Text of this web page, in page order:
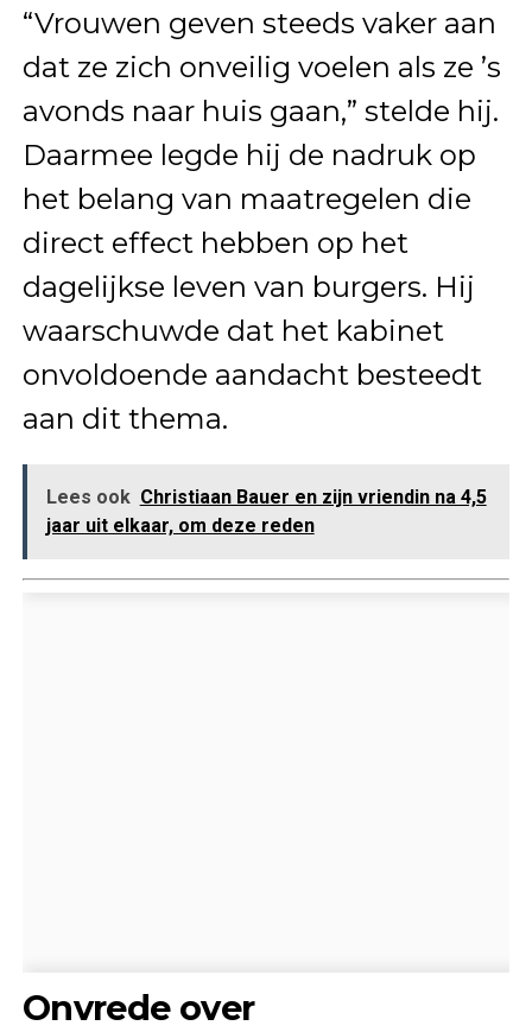
“Vrouwen geven steeds vaker aan
dat ze zich onveilig voelen als ze ’s
avonds naar huis gaan,” stelde hij.
Daarmee legde hij de nadruk op
het belang van maatregelen die
direct effect hebben op het
dagelijkse leven van burgers. Hij
waarschuwde dat het kabinet
onvoldoende aandacht besteedt
aan dit thema.
Lees ook Christiaan Bauer en zijn vriendin na 4,5
jaar uit elkaar, om deze reden
Onvrede over